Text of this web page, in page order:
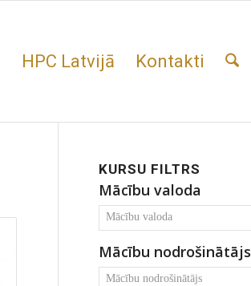
HPC Latvijā Kontakti
KURSU FILTRS
Mācību valoda
Mācību valoda
Mācību nodrošinātājs
Mācību nodrošinātājs